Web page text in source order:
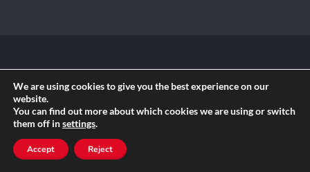
Copyright anglophone-direct © 2026. All Rights
Reserved || Powered by
RSS
We are using cookies to give you the best experience on our
website.
You can find out more about which cookies we are using or switch
them off insettings.
Accept Reject